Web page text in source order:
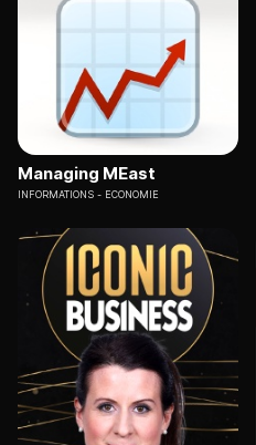
Managing MEast
INFORMATIONS ECONOMIE